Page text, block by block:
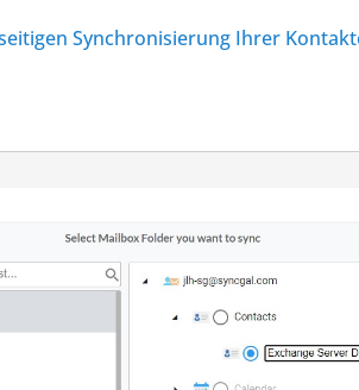
Synchronisierung Ihrer